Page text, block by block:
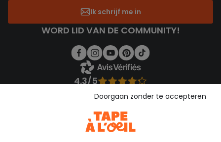
Ik schrijf me in
WORD LID VAN DE COMMUNITY!
4.3/5
Bekijk de vertrouwensverklaring
Download onze applicatie
Doorgaan zonder te accepteren